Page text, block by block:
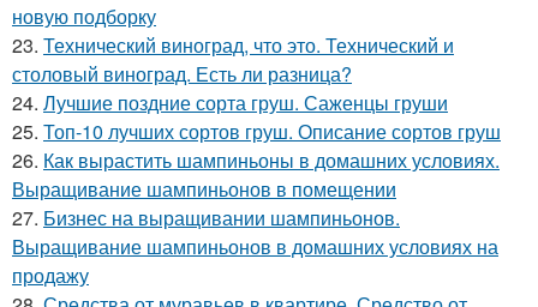
новую подборку
23. Технический виноград, что это. Технический и
столовый виноград. Есть ли разница?
24. Лучшие поздние сорта груш. Саженцы груши
25. Топ-10 лучших сортов груш. Описание сортов груш
26. Как вырастить шампиньоны в домашних условиях.
Выращивание шампиньонов в помещении
27. Бизнес на выращивании шампиньонов.
Выращивание шампиньонов в домашних условиях на
продажу